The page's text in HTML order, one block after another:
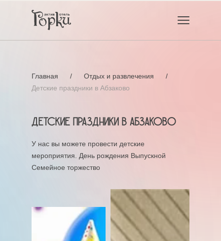
Главная / Отдых и развлечения
/
Детские праздники в Абзаково
Детские праздники в Абзаково
У нас вы можете провести детские
мероприятия. День рождения Выпускной
Семейное торжество